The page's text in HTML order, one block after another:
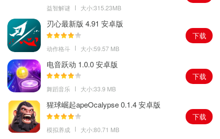
星的开垦日，全新的战争来袭。
2、星球总督议会的暂议长康拉德悍然背叛了整个人类联合体，将战
火燃至整个星球，可怕的敌人疯狂的进行进攻。
3、面对康拉德充斥了自律机器士兵的庞大军队，各个聚居地的居民
联合起来，组建了民兵部队来抵抗康拉德的恐怖统治。
益智解谜 大小:315.23MB
刃心最新版 4.91 安卓版
动作格斗 大小:59.57 MB
下载
电音跃动 1.0.0 安卓版
舞蹈音乐 大小:33.9 MB
下载
猩球崛起apeOcalypse 0.1.4 安卓版
模拟养成 大小:80.71 MB
下载